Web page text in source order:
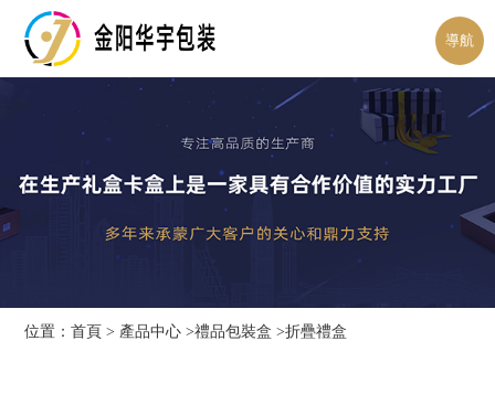
導航
位置：首頁 > 產品中心 >禮品包裝盒 >折疊禮盒